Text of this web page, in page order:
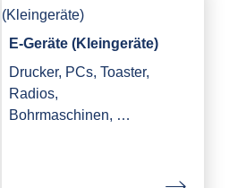
E-Geräte (Kleingeräte)
Drucker, PCs, Toaster,
Radios,
Bohrmaschinen, …